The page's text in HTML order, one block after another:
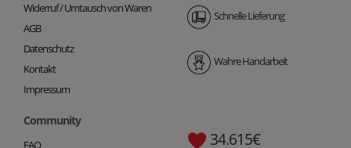
Widerruf / Umtausch von Waren
AGB
Datenschutz
Kontakt
Impressum
Schnelle Lieferung
Wahre Handarbeit
Community
FAQ 34.615€